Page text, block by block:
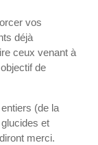
vos
déjà
ceux venant à
de
(de la
et
merci.